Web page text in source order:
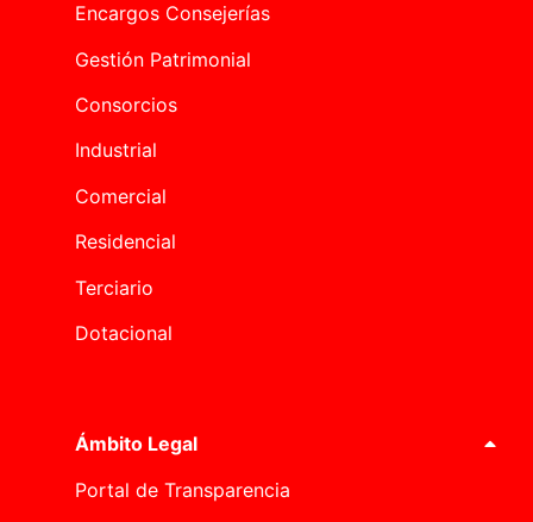
Encargos Consejerías
Gestión Patrimonial
Consorcios
Industrial
Comercial
Residencial
Terciario
Dotacional
Ámbito Legal
Portal de Transparencia